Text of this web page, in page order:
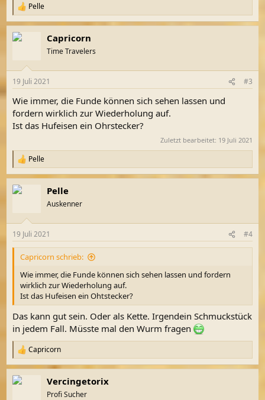
R
e
a
k
e
:
Pelle
Capricorn
Time Travelers
19 Juli 2021 #3
Wie immer, die Funde können sich sehen lassen und
fordern wirklich zur Wiederholung auf.
Ist das Hufeisen ein Ohrstecker?
Zuletzt bearbeitet: 19 Juli 2021
R
e
a
k
e
n
Pelle
Pelle
Auskenner
19 Juli 2021 #4
Capricorn schrieb:
Wie immer, die Funde können sich sehen lassen und fordern
wirklich zur Wiederholung auf.
Ist das Hufeisen ein Ohtstecker?
Das kann gut sein. Oder als Kette. Irgendein Schmuckstück
in jedem Fall. Müsste mal den Wurm fragen
R
e
a
k
Capricorn
Vercingetorix
Profi Sucher